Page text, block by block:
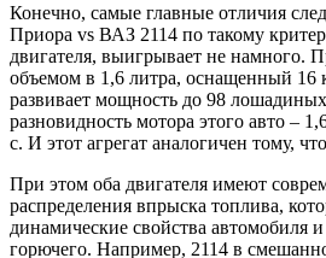
Конечно, самые главные отличия
Приора vs ВАЗ 2114 по такому
двигателя, выигрывает не намного.
объемом в 1,6 литра, оснащенный 16
развивает мощность до 98
разновидность мотора этого авто –
с. И этот агрегат аналогичен тому,
При этом оба двигателя имеют
распределения впрыска топлива,
динамические свойства автомобиля
горючего. Например, 2114 в